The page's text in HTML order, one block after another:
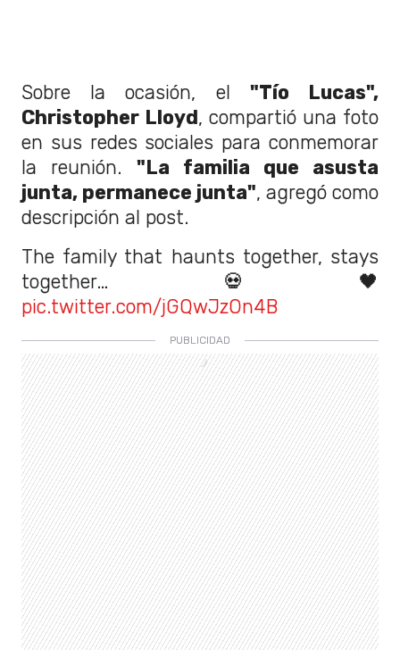
Sobre la ocasión, el "Tío Lucas",
Christopher Lloyd, compartió una foto
en sus redes sociales para conmemorar
la reunión. "La familia que asusta
junta, permanece junta", agregó como
descripción al post.
The family that haunts together, stays
together…💀🖤
pic.twitter.com/jGQwJzOn4B